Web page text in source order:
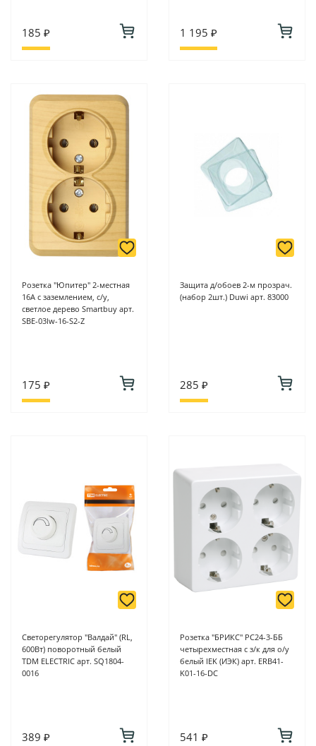
185 ₽ 1 195 ₽
Розетка "Юпитер" 2-местная
16А с заземлением, с/у,
светлое дерево Smartbuy арт.
SBE-03lw-16-S2-Z
175 ₽
Защита д/обоев 2-м прозрач.
(набор 2шт.) Duwi арт. 83000
285 ₽
Светорегулятор "Валдай" (RL,
600Вт) поворотный белый
TDM ELECTRIC арт. SQ1804-
0016
389 ₽
Розетка "БРИКС" РС24-3-ББ
четырехместная с з/к для о/у
белый IEK (ИЭК) арт. ERB41-
K01-16-DC
541 ₽